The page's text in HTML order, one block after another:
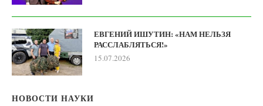
ЕВГЕНИЙ ИШУТИН: «НАМ НЕЛЬЗЯ
РАССЛАБЛЯТЬСЯ!»
15.07.2026
НОВОСТИ НАУКИ